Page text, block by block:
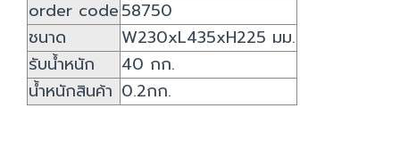
order code58750
ชนาด
W230xL435xH225 มม.
รับน้ำหนัก
40 กก.
น้ำหนักสินค้า 0.2กก.